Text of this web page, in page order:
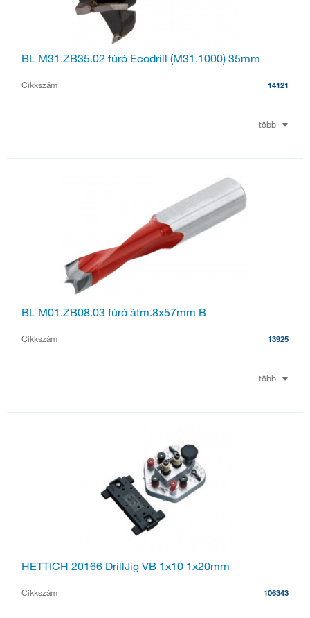
BL M31.ZB35.02 fúró Ecodrill (M31.1000) 35mm
Cikkszám 14121
több
BL M01.ZB08.03 fúró átm.8x57mm B
Cikkszám 13925
több
HETTICH 20166 DrillJig VB 1x10 1x20mm
Cikkszám 106343